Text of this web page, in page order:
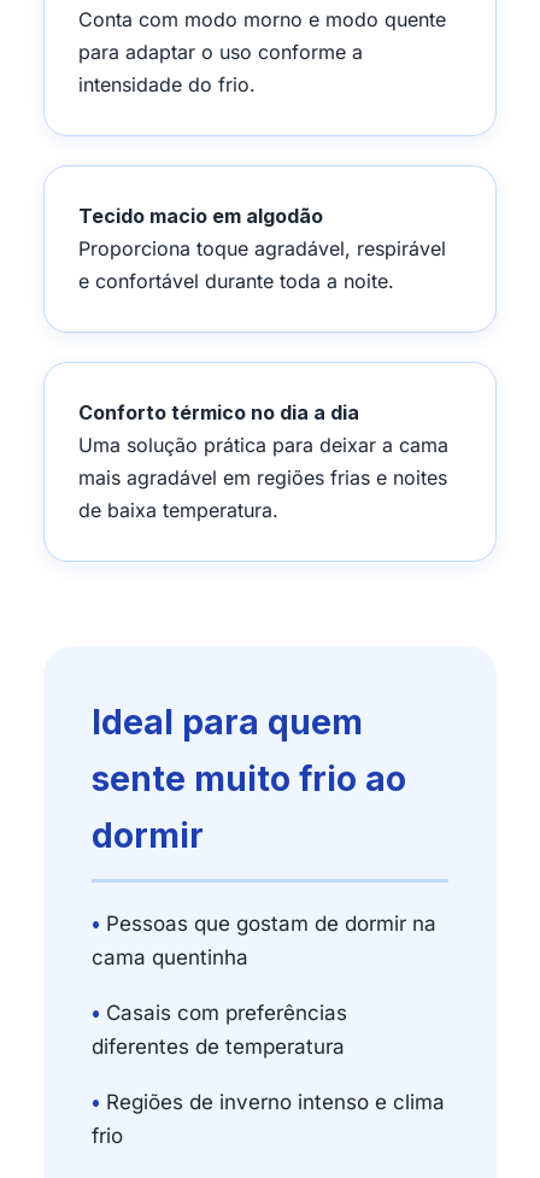
Conta com modo morno e modo quente
para adaptar o uso conforme a
intensidade do frio.
Tecido macio em algodão
Proporciona toque agradável, respirável
e confortável durante toda a noite.
Conforto térmico no dia a dia
Uma solução prática para deixar a cama
mais agradável em regiões frias e noites
de baixa temperatura.
Ideal para quem
sente muito frio ao
dormir
• Pessoas que gostam de dormir na
cama quentinha
• Casais com preferências
diferentes de temperatura
• Regiões de inverno intenso e clima
frio